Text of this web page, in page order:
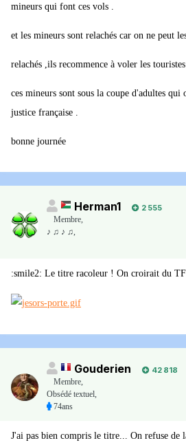
mineurs qui font ces vols .
et les mineurs sont relachés car on ne peut
relachés ,ils recommence à voler les touristes
ces mineurs sont sous la coupe d'adultes
justice française .
bonne journée
Herman1
2 555
Membre
♪ ♫ ♪ ♫,
:smile2: Le titre racoleur ! On croirait du
Gouderien
42 818
Membre
Obsédé textuel,
74ans
J'ai pas bien compris le titre... On refuse de